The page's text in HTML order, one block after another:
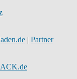
| Partner